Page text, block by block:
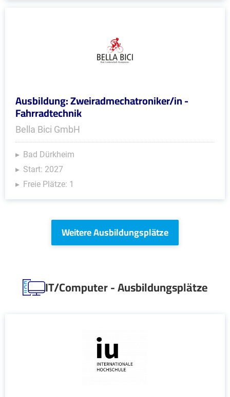
Ausbildung: Zweiradmechatroniker/in -
Fahrradtechnik
Bella Bici GmbH
Bad Dürkheim
Start: 2027
Freie Plätze: 1
Weitere Ausbildungsplätze
IT/Computer - Ausbildungsplätze